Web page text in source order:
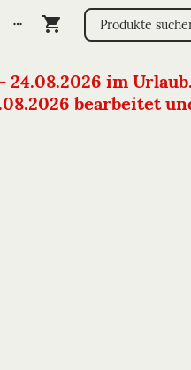
24.08.2026 im
bearbeitet